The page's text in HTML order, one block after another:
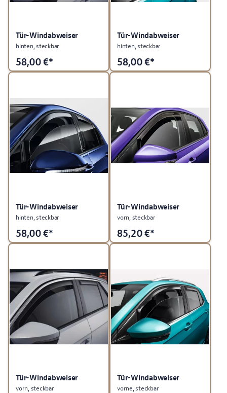
Tür-Windabweiser
hinten, steckbar
58,00€*
Tür-Windabweiser
hinten, steckbar
58,00€*
Tür-Windabweiser
hinten, steckbar
58,00€*
Tür-Windabweiser
vorn, steckbar
85,20€*
Tür-Windabweiser
vorn, steckbar
Tür-Windabweiser
vorne, steckbar